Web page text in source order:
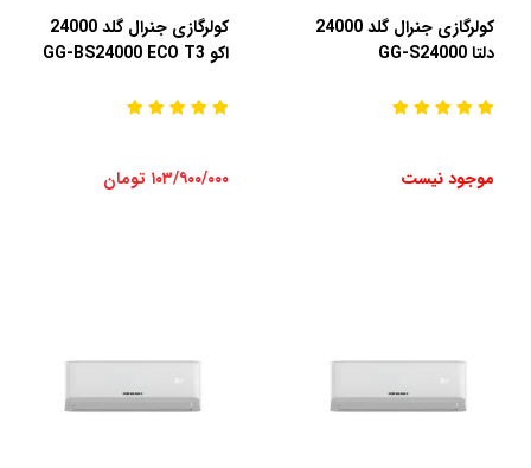
کولرگازی جنرال گلد 24000
دلتا GG-S24000
موجود نیست
کولرگازی جنرال گلد 24000
اکو GG-BS24000 ECO T3
۱۰۳/۹۰۰/۰۰۰ تومان